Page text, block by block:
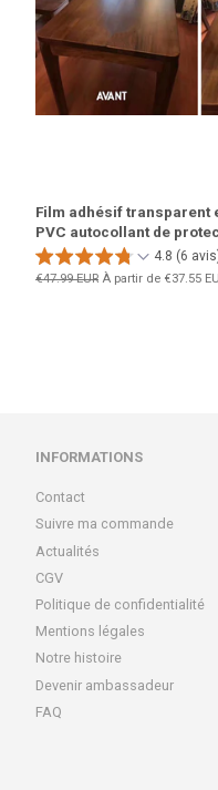
Film adhésif transparent
PVC autocollant de
4.8 (6
Prix
€47.99 EUR À partir de €37.55
INFORMATIONS
Contact
Suivre ma commande
Actualités
CGV
Politique de confidentialité
Mentions légales
Notre histoire
Devenir ambassadeur
FAQ